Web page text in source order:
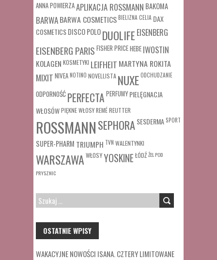
ANNA POWIERZAAPLIKACJA ROSSMANN BAKOMA
BARWABARWA COSMETICSBIELIZNA CELIA DAX
COSMETICSDISCO POLODUOLIFE EISENBERG
EISENBERG PARIS FISHER PRICEHEBE IWOSTIN
KOLAGEN KOSMETYKI LEIFHEIT MARTYNA ROKITA
MIXIT NIVEANOTINO NOVELLISTA NUXEODCHUDZANIE
ODPORNOŚĆ PERFECTA PERFUMY PIELĘGNACJA
WŁOSÓWPIĘKNE WŁOSYREMÉREUTTER
ROSSMANNSEPHORASESDERMA SPORT
SUPER-PHARM TRIUMPH TVN WALENTYNKI
WARSZAWA WŁOSYYOSKINE ŁÓDŹŻEL POD
PRYSZNIC
SZUKAJ:
OSTATNIE WPISY
WAKACYJNE NOWOŚCI ISANA. CZTERY LIMITOWANE